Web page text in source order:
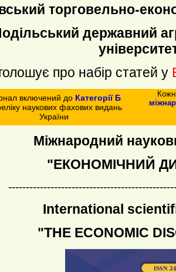
торговельно-
державний
про набір статей у
включений до Категорії Б
наукових фахових видань
України
Міжнародний
"ЕКОНОМІЧНИЙ
International
"THE ECONOMIC